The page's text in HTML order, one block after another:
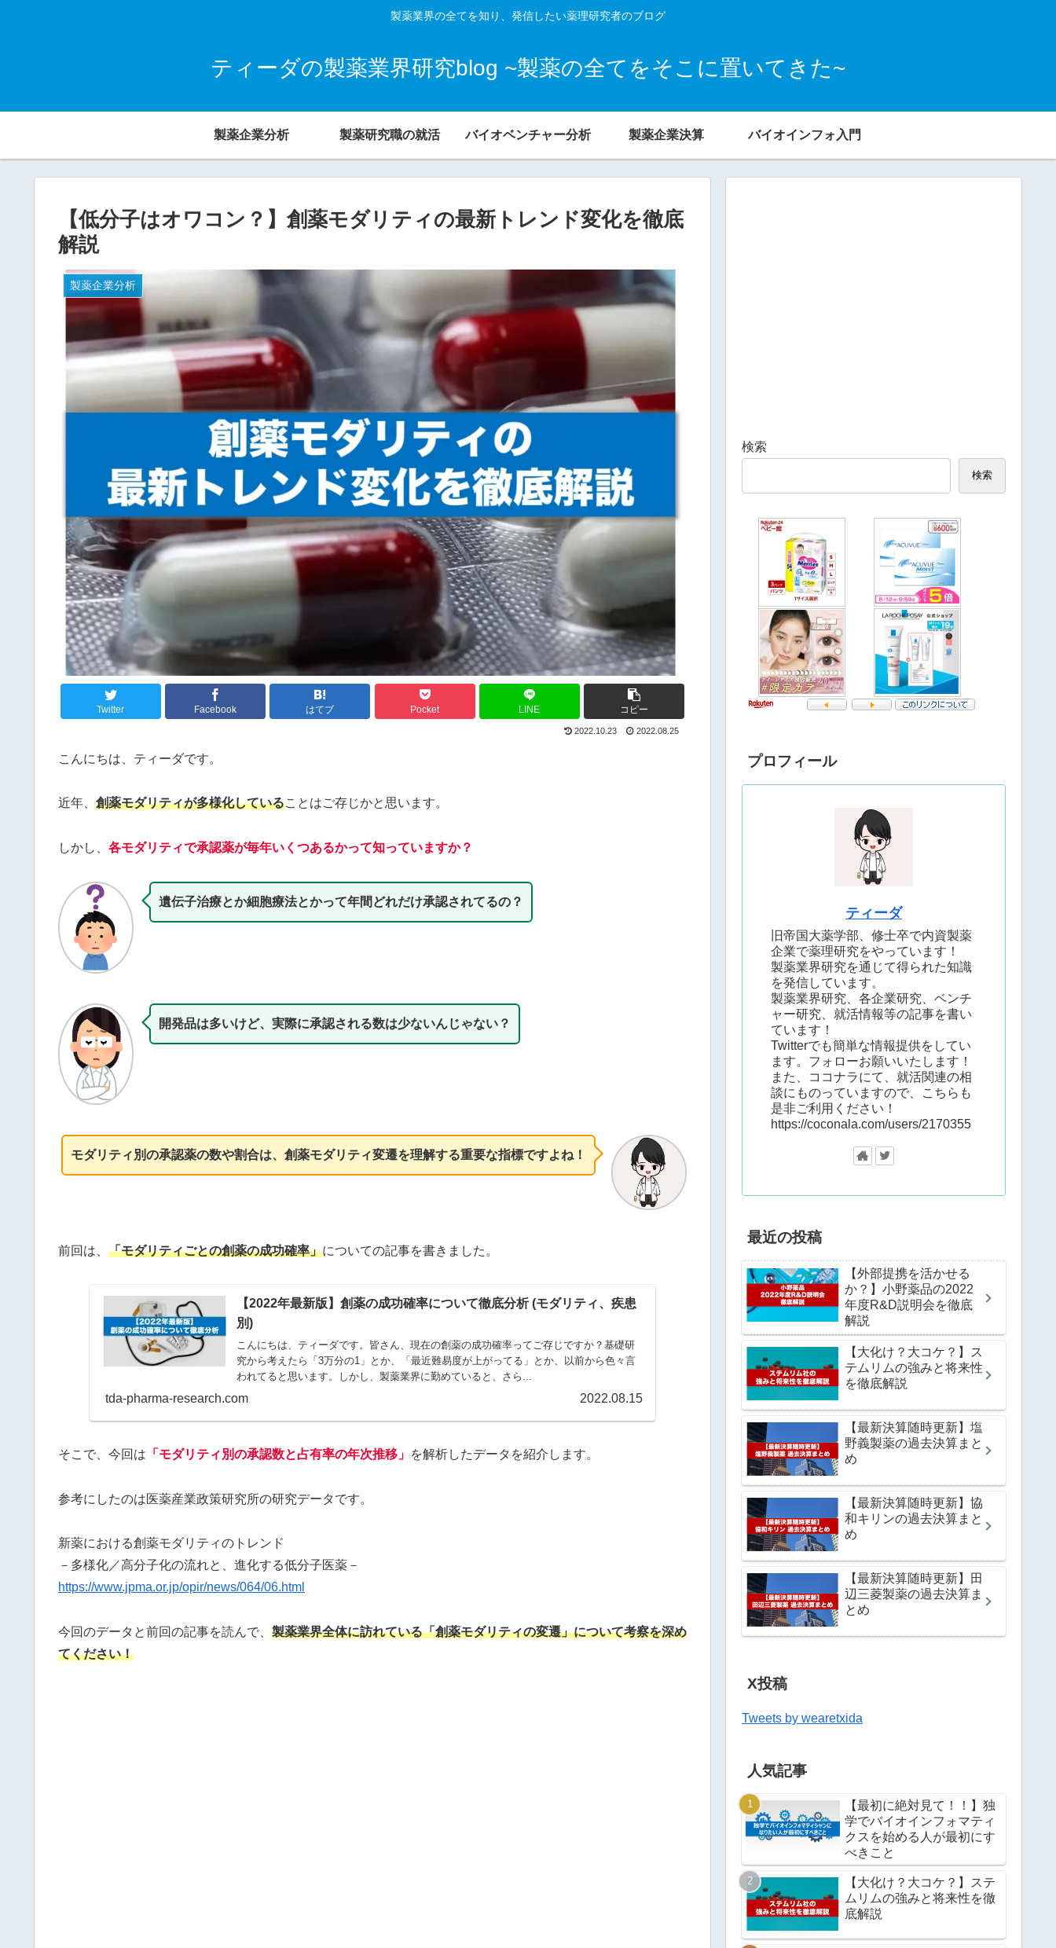
製薬業界の全てを知り、発信したい薬理研究者のブログ
ティーダの製薬業界研究blog ~製薬の全てをそこに置いてきた~
製薬企業分析 製薬研究職の就活 バイオベンチャー分析 製薬企業決算 バイオインフォ入門
【低分子はオワコン？】創薬モダリティの最新トレンド変化を徹底
解説
製薬企業分析
Twitter Facebook はてブ Pocket LINE コピー
2022.10.23 2022.08.25
こんにちは、ティーダです。
近年、 創薬モダリティが多様化していることはご存じかと思います。
しかし、 各モダリティで承認薬が毎年いくつあるかって知っていますか？
遺伝子治療とか細胞療法とかって年間どれだけ承認されてるの？
開発品は多いけど、実際に承認される数は少ないんじゃない？
モダリティ別の承認薬の数や割合は、創薬モダリティ変遷を理解する重要な指標ですよね！
前回は、 「モダリティごとの創薬の成功確率」についての記事を書きました。
【2022年最新版】創薬の成功確率について徹底分析 (モダリティ、疾患
別)
こんにちは、ティーダです。皆さん、現在の創薬の成功確率ってご存じですか？基礎研
究から考えたら「3万分の1」とか、「最近難易度が上がってる」とか、以前から色々言
われてると思います。しかし、製薬業界に勤めていると、さら...
tda-pharma-research.com 2022.08.15
そこで、今回は 「モダリティ別の承認数と占有率の年次推移」 を解析したデータを紹介します。
参考にしたのは医薬産業政策研究所の研究データです。
新薬における創薬モダリティのトレンド
－多様化／高分子化の流れと、進化する低分子医薬－
https://www.jpma.or.jp/opir/news/064/06.html
今回のデータと前回の記事を読んで、 製薬業界全体に訪れている「創薬モダリティの変遷」について考察を深め
てください！
検索
検索
プロフィール
ティーダ
旧帝国大薬学部、修士卒で内資製薬
企業で薬理研究をやっています！
製薬業界研究を通じて得られた知識
を発信しています。
製薬業界研究、各企業研究、ベンチ
ャー研究、就活情報等の記事を書い
ています！
Twitterでも簡単な情報提供をしてい
ます。フォローお願いいたします！
また、ココナラにて、就活関連の相
談にものっていますので、こちらも
是非ご利用ください！
https://coconala.com/users/2170355
最近の投稿
【外部提携を活かせる
か？】小野薬品の2022
年度R&D説明会を徹底
解説
【大化け？大コケ？】ス
テムリムの強みと将来性
を徹底解説
【最新決算随時更新】塩
野義製薬の過去決算まと
め
【最新決算随時更新】協
和キリンの過去決算まと
め
【最新決算随時更新】田
辺三菱製薬の過去決算ま
とめ
X投稿
Tweets by wearetxida
人気記事
【最初に絶対見て！！】独
学でバイオインフォマティ
クスを始める人が最初にす
べきこと
【大化け？大コケ？】ステ
ムリムの強みと将来性を徹
底解説